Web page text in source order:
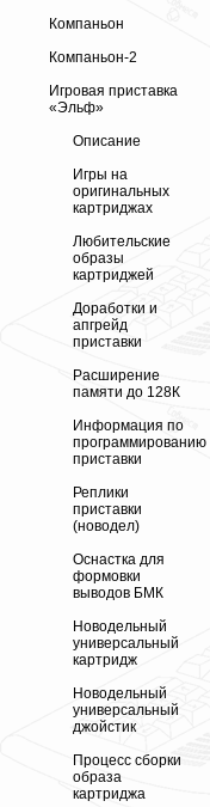
Компаньон
Компаньон-2
Игровая приставка
«Эльф»
Описание
Игры на
оригинальных
картриджах
Любительские
образы
картриджей
Доработки и
апгрейд
приставки
Расширение
памяти до 128К
Информация по
программированию
приставки
Реплики
приставки
(новодел)
Оснастка для
формовки
выводов БМК
Новодельный
универсальный
картридж
Новодельный
универсальный
джойстик
Процесс сборки
образа
картриджа